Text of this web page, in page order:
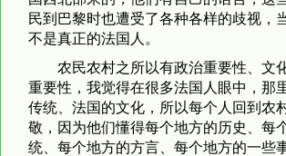
民到巴黎时也遭受了各种各样的歧视，
不是真正的法国人。
农民农村之所以有政治重要性、文
重要性，我觉得在很多法国人眼中，那
传统、法国的文化，所以每个人回到农
敬，因为他们懂得每个地方的历史、每
统、每个地方的方言、每个地方的一些